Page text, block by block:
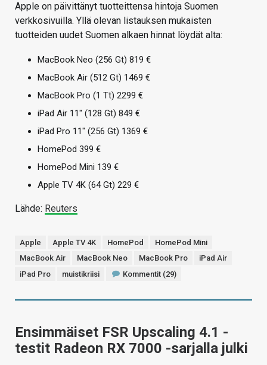
Apple on päivittänyt tuotteittensa hintoja Suomen
verkkosivuilla. Yllä olevan listauksen mukaisten
tuotteiden uudet Suomen alkaen hinnat löydät alta:
MacBook Neo (256 Gt) 819 €
MacBook Air (512 Gt) 1469 €
MacBook Pro (1 Tt) 2299 €
iPad Air 11″ (128 Gt) 849 €
iPad Pro 11″ (256 Gt) 1369 €
HomePod 399 €
HomePod Mini 139 €
Apple TV 4K (64 Gt) 229 €
Lähde: Reuters
Apple Apple TV 4K HomePod
HomePod Mini
MacBook Air
MacBook Neo MacBook Pro
iPad Air
iPad Pro
muistikriisi Kommentit (29)
Ensimmäiset FSR Upscaling 4.1 -
testit Radeon RX 7000 -sarjalla julki